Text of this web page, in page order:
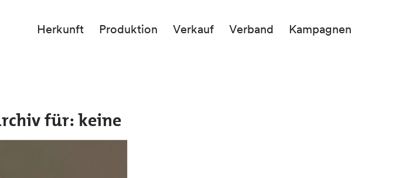
Herkunft Produktion Verkauf Verband Kampagnen
für:keine